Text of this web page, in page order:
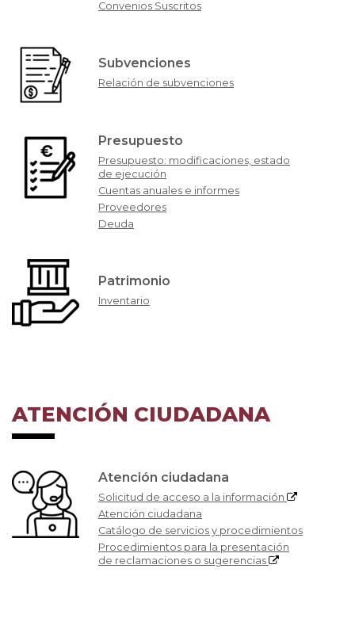
Convenios Suscritos
Subvenciones
Relación de subvenciones
Presupuesto
Presupuesto: modificaciones, estado
de ejecución
Cuentas anuales e informes
Proveedores
Deuda
Patrimonio
Inventario
ATENCIÓN CIUDADANA
Atención ciudadana
Solicitud de acceso a la información
Atención ciudadana
Catálogo de servicios y procedimientos
Procedimientos para la presentación
de reclamaciones o sugerencias